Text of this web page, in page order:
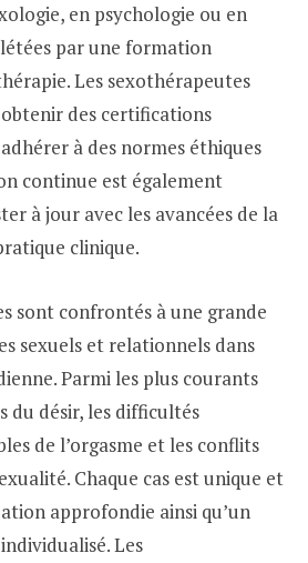
en psychologie ou en
par une formation
Les sexothérapeutes
des certifications
à des normes éthiques
continue est également
à jour avec les avancées de la
clinique.
sont confrontés à une grande
sexuels et relationnels dans
Parmi les plus courants
du désir, les difficultés
de l’orgasme et les conflits
Chaque cas est unique et
approfondie ainsi qu’un
Les